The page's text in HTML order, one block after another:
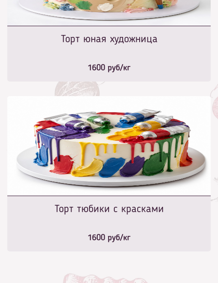
Торт юная художница
1600 руб/кг
Торт тюбики с красками
1600 руб/кг